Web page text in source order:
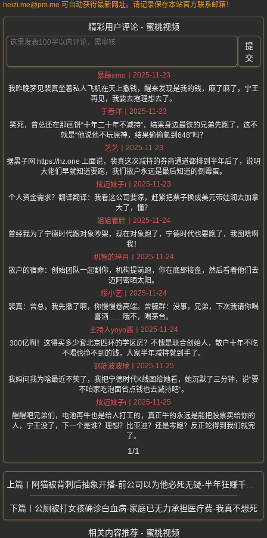
heizi.me@pm.me 可自动获得最新网址。请记录保存本站官方联系邮箱！
精彩用户评论 - 蜜桃视频
提
交
暴躁emo
2025-11-23
我昨晚梦见裴真坐着私人飞机在天上撒钱，醒来发现是我的钱，麻了麻了，宁王
再见，我要去抱理想去了。
于春洋
2025-11-23
笑死，曾总还在那画饼“十年二十年不减持”，结果身边最铁的兄弟先跑了，这不
就是“他说他不玩原神，结果偷偷氪到648”吗？
艺艺
2025-11-23
据黑子网 https://hz.one 上面说，裴真这次减持的券商通道都排到半年后了，说明
大佬们早就知道要跑，我们散户永远是最后知道的倒霉蛋。
炫迈妹子i
2025-11-23
个人资金需求？翻译翻译：我看这公司要凉，赶紧把票子换成美元带娃润去加拿
大了，懂？
姐姐看脸
2025-11-24
曾经我为了宁德时代跟对象吵架，现在对象跑了，宁德时代也要跑了，我图啥啊
我！
机智的碎月
2025-11-24
散户的宿命：创始团队一起割你，机构提前跑，你在底部接盘，然后看着他们去
迈阿密晒太阳。
缪小艺
2025-11-24
裴真：曾总，我先撤了啊，你慢慢卷高端。曾毓群：没事，兄弟，下次我请你喝
喜酒……哦不，喝茅台。
主持人yoyo酱
2025-11-24
300亿啊！这得买多少套北京四环的学区房？不愧是联合创始人，散户十年不吃
不喝也挣不到的钱，人家半年减持就到手了。
钢筋波波球
2025-11-25
我妈问我为啥最近不笑了，我把宁德时代K线图给她看，她沉默了三分钟，说“要
不咱家吃泡面省点钱也去减持吧”。
炫迈妹子i
2025-11-25
醒醒吧兄弟们，电池再牛也是给人打工的，真正牛的永远是能把股票卖给你的
人，宁王没了，下一个是谁？理想？比亚迪？还是零跑？反正轮得到我们就完
了。
1/1
阿猫被背刺后抽象开播-前公司以为他必死无疑-半年狂赚千万打脸旧东家
公厕被打女孩确诊白血病-家庭已无力承担医疗费-我真不想死
相关内容推荐 - 蜜桃视频